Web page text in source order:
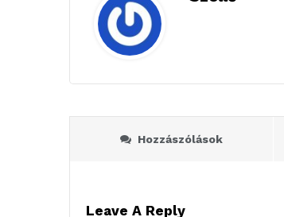
Hozzászólások
Leave A Reply